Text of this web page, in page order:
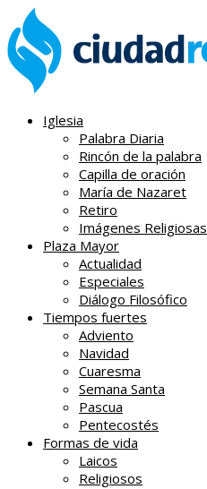
Iglesia
Palabra Diaria
Rincón de la palabra
Capilla de oración
María de Nazaret
Retiro
Imágenes Religiosas
Plaza Mayor
Actualidad
Especiales
Diálogo Filosófico
Tiempos fuertes
Adviento
Navidad
Cuaresma
Semana Santa
Pascua
Pentecostés
Formas de vida
Laicos
Religiosos